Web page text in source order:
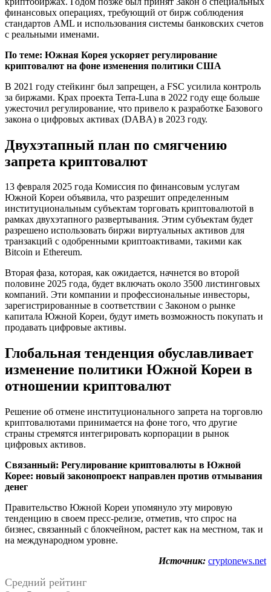
финансовых операциях, требующий от бирж соблюдения
стандартов AML и использования системы банковских счетов
с реальными именами.
По теме: Южная Корея ускоряет регулирование
криптовалют на фоне изменения политики США
В 2021 году стейкинг был запрещен, а FSC усилила контроль
за биржами. Крах проекта Terra-Luna в 2022 году еще больше
ужесточил регулирование, что привело к разработке Базового
закона о цифровых активах (DABA) в 2023 году.
Двухэтапный план по смягчению
запрета криптовалют
13 февраля 2025 года Комиссия по финансовым услугам
Южной Кореи объявила, что разрешит определенным
институциональным субъектам торговать криптовалютой в
рамках двухэтапного развертывания. Этим субъектам будет
разрешено использовать биржи виртуальных активов для
транзакций с одобренными криптоактивами, такими как
Bitcoin и Ethereum.
Вторая фаза, которая, как ожидается, начнется во второй
половине 2025 года, будет включать около 3500 листинговых
компаний. Эти компании и профессиональные инвесторы,
зарегистрированные в соответствии с Законом о рынке
капитала Южной Кореи, будут иметь возможность покупать и
продавать цифровые активы.
Глобальная тенденция обуславливает
изменение политики Южной Кореи в
отношении криптовалют
Решение об отмене институционального запрета на торговлю
криптовалютами принимается на фоне того, что другие
страны стремятся интегрировать корпорации в рынок
цифровых активов.
Связанный: Регулирование криптовалюты в Южной
Корее: новый законопроект направлен против отмывания
денег
Правительство Южной Кореи упомянуло эту мировую
тенденцию в своем пресс-релизе, отметив, что спрос на
бизнес, связанный с блокчейном, растет как на местном, так и
на международном уровне.
Источник: cryptonews.net
Средний рейтинг